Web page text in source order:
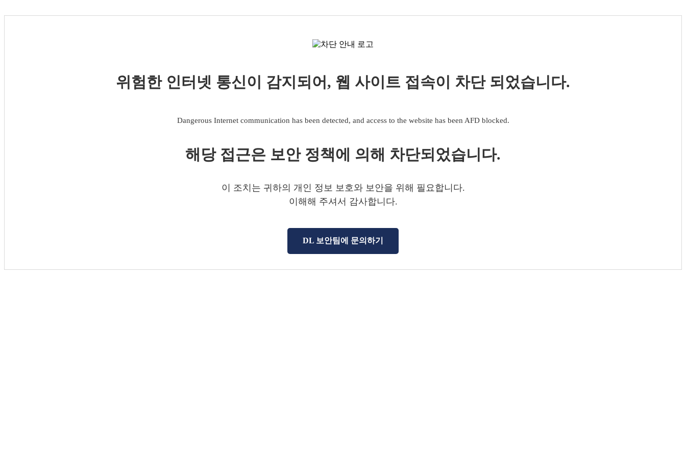
위험한 인터넷 통신이 감지되어, 웹 사이트 접속이 차단 되었습니다.
Dangerous Internet communication has been detected, and access to the website has been AFD blocked.
해당 접근은 보안 정책에 의해 차단되었습니다.
이 조치는 귀하의 개인 정보 보호와 보안을 위해 필요합니다.
이해해 주셔서 감사합니다.
DL 보안팀에 문의하기